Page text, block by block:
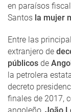
en paraísos
Santos la mujer
Entre las
extranjero de
públicos de
la petrolera
decreto
finales de 2017,
angoleño, João